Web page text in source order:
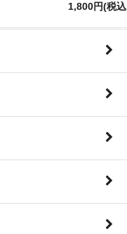
1,800円(税